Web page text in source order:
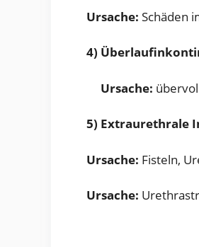
Ursache: Schäden
4)
Ursache:
5) Extraurethrale
Ursache: Fisteln,
Ursache: